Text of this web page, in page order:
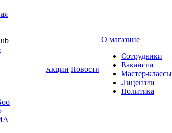
Акции Новости
О магазине
Сотрудники
Вакансии
Мастер-классы
Лицензии
Политика